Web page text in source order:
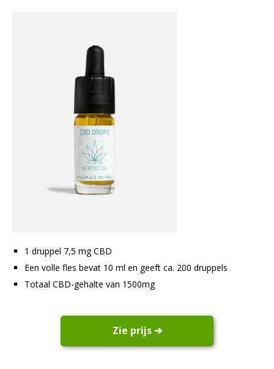
1 druppel 7,5 mg CBD
Een volle fles bevat 10 ml en geeft ca. 200 druppels
Totaal CBD-gehalte van 1500mg
Zie prijs ➔